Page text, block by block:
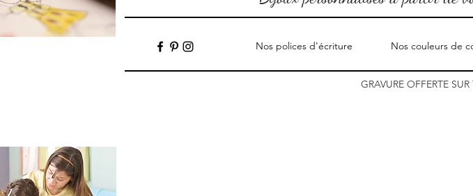
Nos polices d'écriture Nos couleurs de
GRAVURE OFFERTE